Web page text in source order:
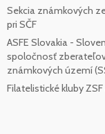
Sekcia známkových
pri SČF
ASFE Slovakia -
spoločnosť
známkových území
Filatelistické kluby ZSF